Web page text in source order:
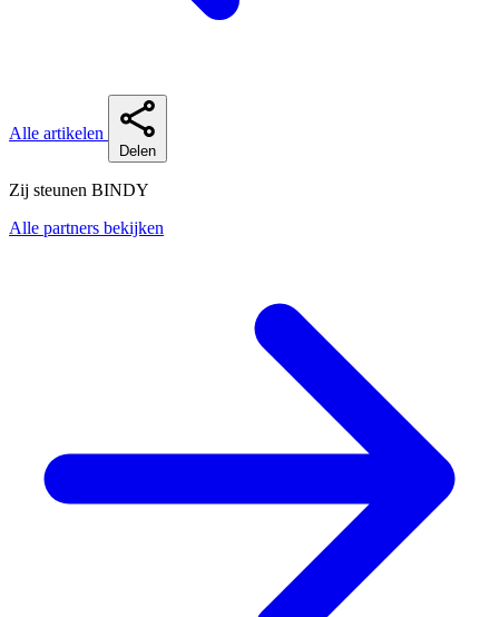
Alle artikelen
Delen
Zij steunen BINDY
Alle partners bekijken